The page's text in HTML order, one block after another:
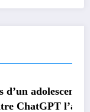
suicidé portent
d’avoir